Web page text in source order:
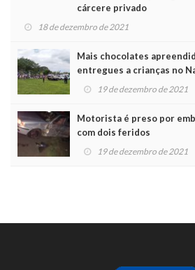
cárcere privado
18 de dezembro de 2021
Mais chocolates
entregues a crianças no
19 de dezembro de 2021
Motorista é preso por
com dois feridos
19 de dezembro de 2021